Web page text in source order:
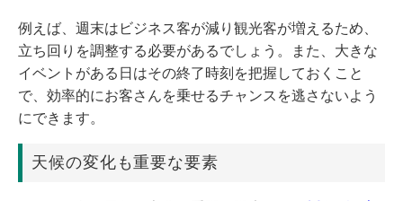
例えば、週末はビジネス客が減り観光客が増えるため、
立ち回りを調整する必要があるでしょう。また、大きな
イベントがある日はその終了時刻を把握しておくこと
で、効率的にお客さんを乗せるチャンスを逃さないよう
にできます。
天候の変化も重要な要素